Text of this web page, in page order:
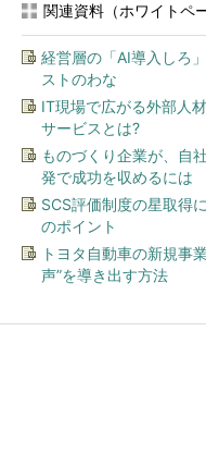
関連資料（ホワイトペ
経営層の「AI導入しろ
ストのわな
IT現場で広がる外部人
サービスとは?
ものづくり企業が、自
発で成功を収めるには
SCS評価制度の星取得
のポイント
トヨタ自動車の新規事
声”を導き出す方法